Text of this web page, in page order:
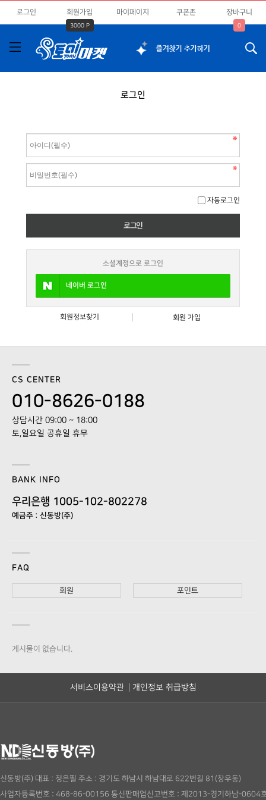
로그인 회원가입
3000 P
마이페이지 쿠폰존 장바구니
0
로그인
자동로그인
소셜계정으로 로그인
네이버 로그인
회원정보찾기 회원 가입
CS CENTER
010-8626-0188
상담시간 09:00 ~ 18:00
토,일요일 공휴일 휴무
BANK INFO
우리은행 1005-102-802278
예금주 : 신동방(주)
FAQ
회원 포인트
게시물이 없습니다.
서비스이용약관 개인정보 취급방침
신동방(주) 대표 : 정은필 주소 : 경기도 하남시 하남대로 622번길 81(창우동)
사업자등록번호 : 468-86-00156 통신판매업신고번호 : 제2013-경기하남-0604